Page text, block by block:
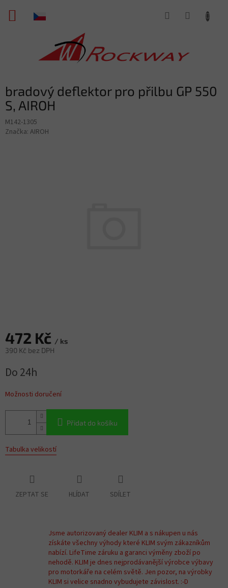
obsah
NÁKUPNÍ
bradový deflektor pro přilbu GP 550
S, AIROH
M142-1305
Značka: AIROH
472 Kč / ks
390 Kč bez DPH
cena:
Do 24h
Možnosti doručení
Přidat do košíku
Tabulka velikostí
ZEPTAT SE HLÍDAT SDÍLET
Jsme autorizovaný dealer KLIM a s nákupen u nás
získáte všechny výhody které KLIM svým zákazníkům
nabízí. LifeTime záruku a garanci výměny zboží po
nehodě. KLIM je dnes nejprodávanější výrobce výbavy
pro motorkáře na celém světě. Jen pozor, na výrobky
KLIM si velice snadno vybudujete závislost. :-D